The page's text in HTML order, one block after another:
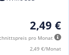
2,49 €
pro Monat
2,49 €/Monat